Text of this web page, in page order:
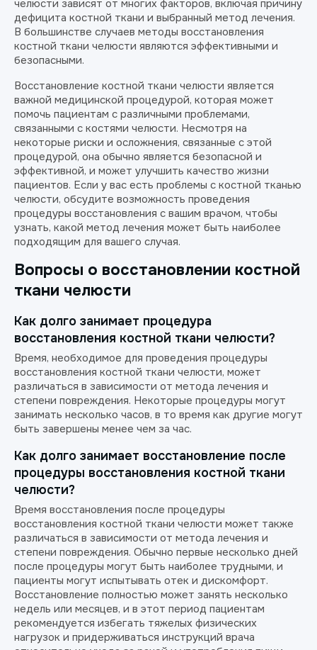
челюсти зависят от многих факторов, включая причину
дефицита костной ткани и выбранный метод лечения.
В большинстве случаев методы восстановления
костной ткани челюсти являются эффективными и
безопасными.
Восстановление костной ткани челюсти является
важной медицинской процедурой, которая может
помочь пациентам с различными проблемами,
связанными с костями челюсти. Несмотря на
некоторые риски и осложнения, связанные с этой
процедурой, она обычно является безопасной и
эффективной, и может улучшить качество жизни
пациентов. Если у вас есть проблемы с костной тканью
челюсти, обсудите возможность проведения
процедуры восстановления с вашим врачом, чтобы
узнать, какой метод лечения может быть наиболее
подходящим для вашего случая.
Вопросы о восстановлении костной
ткани челюсти
Как долго занимает процедура
восстановления костной ткани челюсти?
Время, необходимое для проведения процедуры
восстановления костной ткани челюсти, может
различаться в зависимости от метода лечения и
степени повреждения. Некоторые процедуры могут
занимать несколько часов, в то время как другие могут
быть завершены менее чем за час.
Как долго занимает восстановление после
процедуры восстановления костной ткани
челюсти?
Время восстановления после процедуры
восстановления костной ткани челюсти может также
различаться в зависимости от метода лечения и
степени повреждения. Обычно первые несколько дней
после процедуры могут быть наиболее трудными, и
пациенты могут испытывать отек и дискомфорт.
Восстановление полностью может занять несколько
недель или месяцев, и в этот период пациентам
рекомендуется избегать тяжелых физических
нагрузок и придерживаться инструкций врача